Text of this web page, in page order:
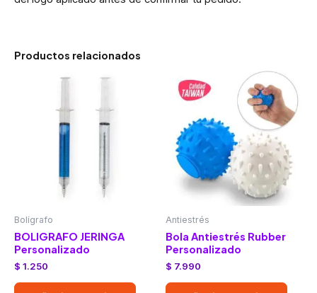
Productos relacionados
Bolígrafo
BOLIGRAFO JERINGA
Personalizado
$ 1.250
Antiestrés
Bola Antiestrés Rubber
Personalizado
$ 7.990